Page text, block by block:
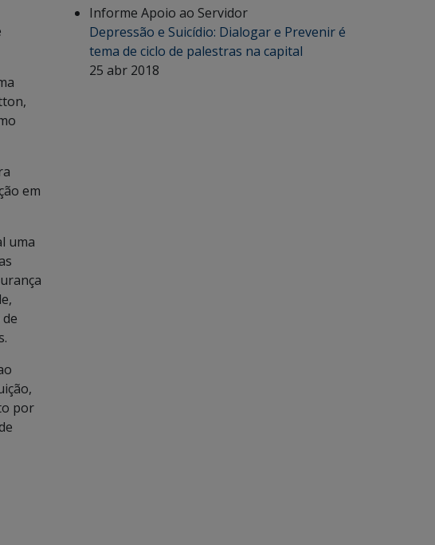
em
uma
por
Informe Apoio ao Servidor
Depressão e Suicídio: Dialogar e Prevenir é
tema de ciclo de palestras na capital
25 abr 2018